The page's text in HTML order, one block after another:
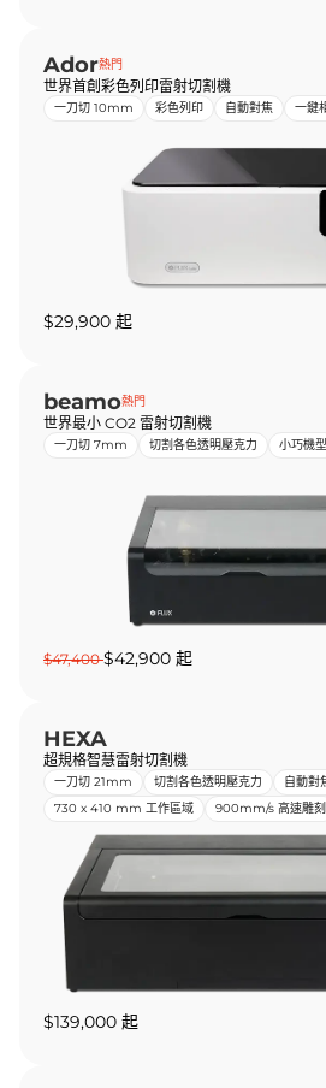
Ador熱門
世界首創彩色列印雷射切割機
一刀切 10mm 彩色列印 自動對焦 一鍵
$29,900 起
beamo熱門
世界最小 CO2 雷射切割機
一刀切 7mm 切割各色透明壓克力 小巧機型
$47,400$42,900 起
HEXA
超規格智慧雷射切割機
一刀切 21mm 切割各色透明壓克力 自動對
730 x 410 mm 工作區域
900mm/s 高速雕刻
$139,000 起